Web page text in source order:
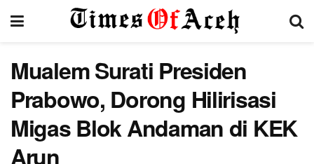
Mualem Surati Presiden
Prabowo, Dorong Hilirisasi
Migas Blok Andaman di KEK
Arun